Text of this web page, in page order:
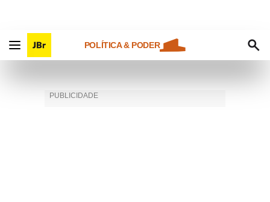
POLÍTICA & PODER